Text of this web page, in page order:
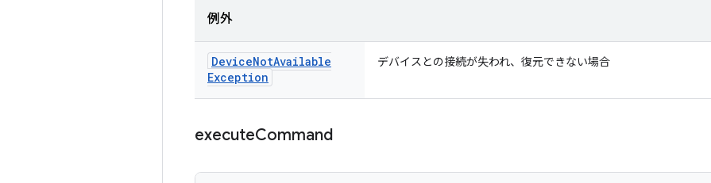
例外
DeviceNotAvailable
Exception
デバイスとの接続が失われ、復元できない場合
executeCommand